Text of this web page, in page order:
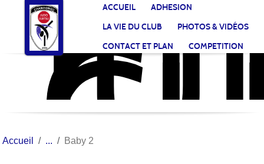
ACCUEIL
ADHESION
LA VIE DU CLUB
PHOTOS & VIDÉOS
CONTACT ET PLAN
COMPETITION
Accueil Baby 2
Panneau de gestion des cookies